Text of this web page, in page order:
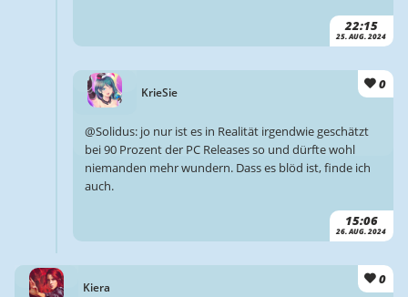
22:15
25. AUG. 2024
KrieSie
0
15:06
26. AUG. 2024
@Solidus: jo nur ist es in Realität irgendwie geschätzt
bei 90 Prozent der PC Releases so und dürfte wohl
niemanden mehr wundern. Dass es blöd ist, finde ich
auch.
Kiera
0